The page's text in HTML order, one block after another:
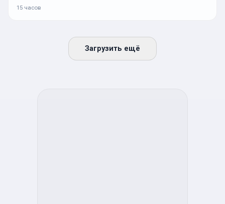
15 часов
Загрузить ещё